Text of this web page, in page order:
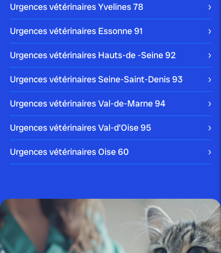
6 choses à faire si votre lapin ne...
Votre lapin reste prostré, il ne répond pas aux
Pourquoi mon cochon d’Inde
qu’on appelle saut du cochon d’Inde […]
Urgences vétérinaires Yvelines78
Urgences vétérinaires Essonne91
Urgences vétérinaires Hauts-de -Seine92
Urgences vétérinaires Seine-Saint-Denis93
Urgences vétérinaires Val-de-Marne94
Urgences vétérinaires Val-d'Oise95
Urgences vétérinaires Oise60